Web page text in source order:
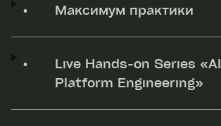
• Максимум практики
•
Live Hands-on Series «AI
Platform Engineering»